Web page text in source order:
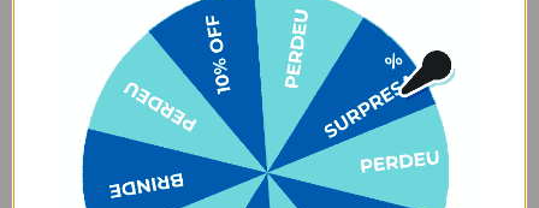
GANHE UMA NECESSAIRE
Cores:
Bolsa Joy Pro - Luxury Name
★ ★6260 avaliações
GANHE UMA NECESSAIRE
Cores:
Bolsa Joy Pro- Inicial Floratta
★
★★★ 6260 avaliações